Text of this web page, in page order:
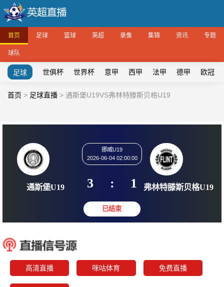
首页 足球 篮球 英超 录像 集锦 资讯 专题
球队
足球 世俱杯 世界杯 意甲 西甲 法甲 德甲 欧冠
首页 > 足球直播 > 通斯堡U19VS弗林特滕斯贝格U19
挪威U19
2026-06-04 02:00:00
3 : 1
高清直播 咪咕体育 免费直播